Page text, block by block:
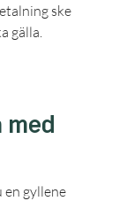
ske
gälla.
med
en gyllene